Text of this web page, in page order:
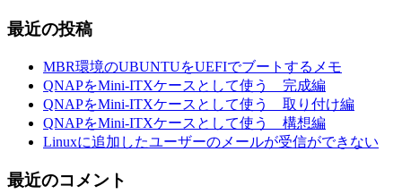
最近の投稿
MBR環境のUBUNTUをUEFIでブートするメモ
QNAPをMini-ITXケースとして使う 完成編
QNAPをMini-ITXケースとして使う 取り付け編
QNAPをMini-ITXケースとして使う 構想編
Linuxに追加したユーザーのメールが受信ができない
最近のコメント